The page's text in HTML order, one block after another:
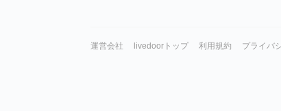
運営会社 livedoorトップ 利用規約 プライバ